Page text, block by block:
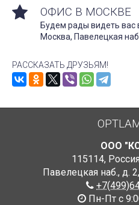
ОФИС В МОСКВЕ
Будем рады видеть вас
Москва, Павелецкая
РАССКАЗАТЬ ДРУЗЬЯМ!
ООО
115114, Россия
Павелецкая наб., д.
Пн-Пт с